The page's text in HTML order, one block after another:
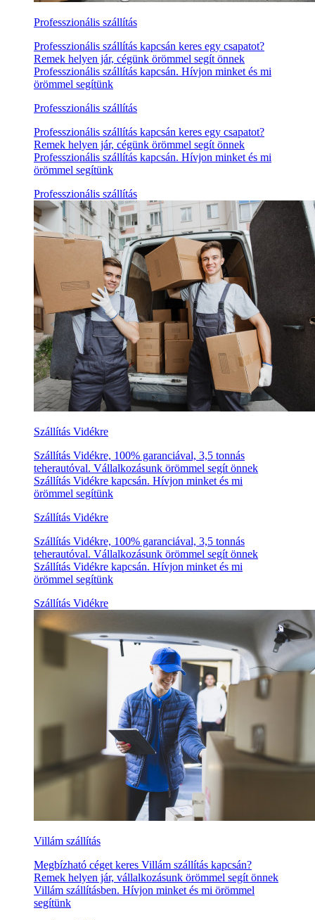
Professzionális szállítás
Professzionális szállítás kapcsán keres egy csapatot?
Remek helyen jár, cégünk örömmel segít önnek
Professzionális szállítás kapcsán. Hívjon minket és mi
örömmel segítünk
Professzionális szállítás
Professzionális szállítás kapcsán keres egy csapatot?
Remek helyen jár, cégünk örömmel segít önnek
Professzionális szállítás kapcsán. Hívjon minket és mi
örömmel segítünk
Professzionális szállítás
Szállítás Vidékre
Szállítás Vidékre, 100% garanciával, 3,5 tonnás
teherautóval. Vállalkozásunk örömmel segít önnek
Szállítás Vidékre kapcsán. Hívjon minket és mi
örömmel segítünk
Szállítás Vidékre
Szállítás Vidékre, 100% garanciával, 3,5 tonnás
teherautóval. Vállalkozásunk örömmel segít önnek
Szállítás Vidékre kapcsán. Hívjon minket és mi
örömmel segítünk
Szállítás Vidékre
Villám szállítás
Megbízható céget keres Villám szállítás kapcsán?
Remek helyen jár, vállalkozásunk örömmel segít önnek
Villám szállításben. Hívjon minket és mi örömmel
segítünk